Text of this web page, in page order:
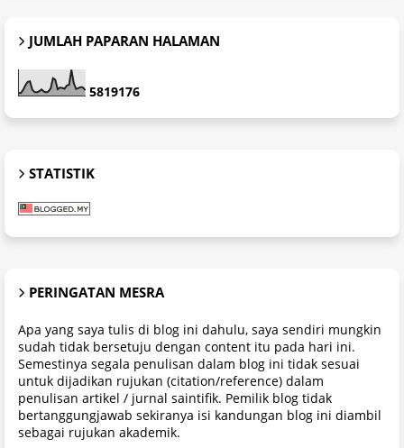
JUMLAH PAPARAN HALAMAN
5819176
STATISTIK
PERINGATAN MESRA
Apa yang saya tulis di blog ini dahulu, saya sendiri mungkin
sudah tidak bersetuju dengan content itu pada hari ini.
Semestinya segala penulisan dalam blog ini tidak sesuai
untuk dijadikan rujukan (citation/reference) dalam
penulisan artikel / jurnal saintifik. Pemilik blog tidak
bertanggungjawab sekiranya isi kandungan blog ini diambil
sebagai rujukan akademik.